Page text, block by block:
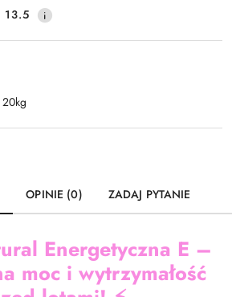
Wyślij
13.5
20kg
OPINIE (0) ZADAJ PYTANIE
Energetyczna E –
moc i wytrzymałość